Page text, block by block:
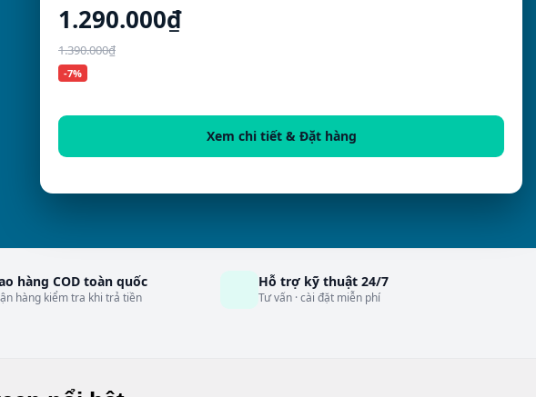
1.290.000₫
1.390.000₫
-7%
Xem chi tiết & Đặt hàng
hàng COD toàn quốc
hàng kiểm tra khi trả tiền
Hỗ trợ kỹ thuật 24/7
Tư vấn · cài đặt miễn phí